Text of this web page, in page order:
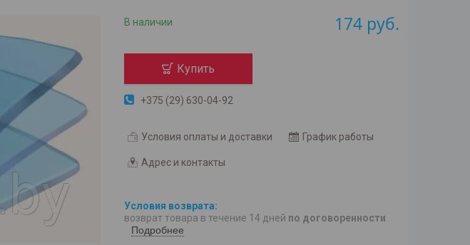
В наличии 174 руб.
Купить
+375 (29) 630-04-92
Условия оплаты и доставки График работы
Адрес и контакты
возврат товара в течение 14 дней по договоренности
Подробнее